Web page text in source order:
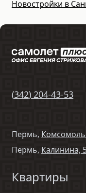
Новостройки в
(342) 204-43-53
Пермь,
Пермь, Калинина,
Квартиры